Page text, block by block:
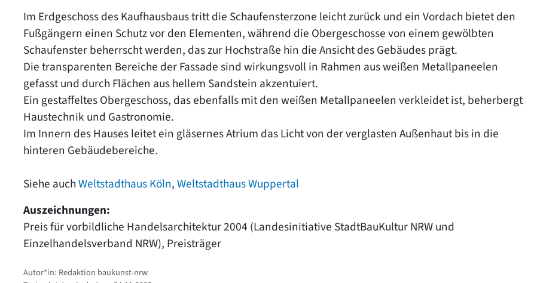
Im Erdgeschoss des Kaufhausbaus tritt die Schaufensterzone leicht zurück und ein Vordach bietet den
Fußgängern einen Schutz vor den Elementen, während die Obergeschosse von einem gewölbten
Schaufenster beherrscht werden, das zur Hochstraße hin die Ansicht des Gebäudes prägt.
Die transparenten Bereiche der Fassade sind wirkungsvoll in Rahmen aus weißen Metallpaneelen
gefasst und durch Flächen aus hellem Sandstein akzentuiert.
Ein gestaffeltes Obergeschoss, das ebenfalls mit den weißen Metallpaneelen verkleidet ist, beherbergt
Haustechnik und Gastronomie.
Im Innern des Hauses leitet ein gläsernes Atrium das Licht von der verglasten Außenhaut bis in die
hinteren Gebäudebereiche.
Siehe auchWeltstadthaus Köln,Weltstadthaus Wuppertal
Auszeichnungen:
Preis für vorbildliche Handelsarchitektur 2004 (Landesinitiative StadtBauKultur NRW und
Einzelhandelsverband NRW), Preisträger
Autor*in: Redaktion baukunst-nrw